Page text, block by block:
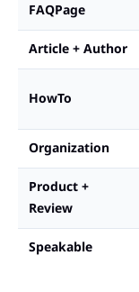
FAQPage
Article + Author
HowTo
Organization
Product +
Review
Speakable